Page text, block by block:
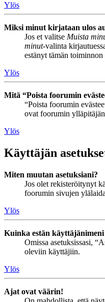
Ylös
Miksi minut kirjataan ulos
Jos et valitse Muista
minut-valinta
estänyt tämän toiminnon
Ylös
Mitä “Poista foorumin
“Poista foorumin
ovat foorumin
Ylös
Käyttäjän
Miten muutan asetuksiani?
Jos olet rekisteröitynyt
foorumin sivujen
Ylös
Kuinka estän
Omissa asetuksissasi,
oleviin käyttäjiin.
Ylös
Ajat ovat väärin!